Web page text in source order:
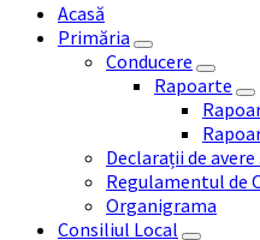
Acasă
Primăria
Conducere
Rapoarte
Declarații de
Regulamentul de
Organigrama
Consiliul Local